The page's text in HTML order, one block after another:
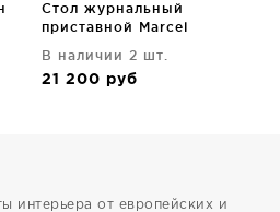
Стол журнальный
приставной Marcel
В наличии 2 шт.
21 200 руб
интерьера от европейских и